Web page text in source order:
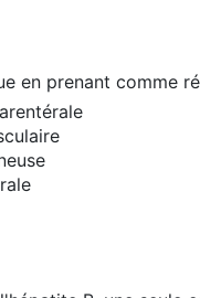
en prenant comme